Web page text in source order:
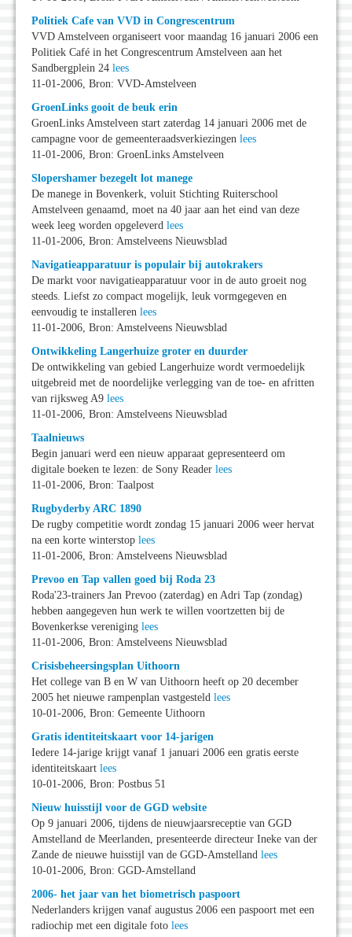
Politiek Cafe van VVD in Congrescentrum
VVD Amstelveen organiseert voor maandag 16 januari 2006 een
Politiek Café in het Congrescentrum Amstelveen aan het
Sandbergplein 24 lees
11-01-2006, Bron: VVD-Amstelveen
GroenLinks gooit de beuk erin
GroenLinks Amstelveen start zaterdag 14 januari 2006 met de
campagne voor de gemeenteraadsverkiezingen lees
11-01-2006, Bron: GroenLinks Amstelveen
Slopershamer bezegelt lot manege
De manege in Bovenkerk, voluit Stichting Ruiterschool
Amstelveen genaamd, moet na 40 jaar aan het eind van deze
week leeg worden opgeleverd lees
11-01-2006, Bron: Amstelveens Nieuwsblad
Navigatieapparatuur is populair bij autokrakers
De markt voor navigatieapparatuur voor in de auto groeit nog
steeds. Liefst zo compact mogelijk, leuk vormgegeven en
eenvoudig te installeren lees
11-01-2006, Bron: Amstelveens Nieuwsblad
Ontwikkeling Langerhuize groter en duurder
De ontwikkeling van gebied Langerhuize wordt vermoedelijk
uitgebreid met de noordelijke verlegging van de toe- en afritten
van rijksweg A9 lees
11-01-2006, Bron: Amstelveens Nieuwsblad
Taalnieuws
Begin januari werd een nieuw apparaat gepresenteerd om
digitale boeken te lezen: de Sony Reader lees
11-01-2006, Bron: Taalpost
Rugbyderby ARC 1890
De rugby competitie wordt zondag 15 januari 2006 weer hervat
na een korte winterstop lees
11-01-2006, Bron: Amstelveens Nieuwsblad
Prevoo en Tap vallen goed bij Roda 23
Roda'23-trainers Jan Prevoo (zaterdag) en Adri Tap (zondag)
hebben aangegeven hun werk te willen voortzetten bij de
Bovenkerkse vereniging lees
11-01-2006, Bron: Amstelveens Nieuwsblad
Crisisbeheersingsplan Uithoorn
Het college van B en W van Uithoorn heeft op 20 december
2005 het nieuwe rampenplan vastgesteld lees
10-01-2006, Bron: Gemeente Uithoorn
Gratis identiteitskaart voor 14-jarigen
Iedere 14-jarige krijgt vanaf 1 januari 2006 een gratis eerste
identiteitskaart lees
10-01-2006, Bron: Postbus 51
Nieuw huisstijl voor de GGD website
Op 9 januari 2006, tijdens de nieuwjaarsreceptie van GGD
Amstelland de Meerlanden, presenteerde directeur Ineke van der
Zande de nieuwe huisstijl van de GGD-Amstelland lees
10-01-2006, Bron: GGD-Amstelland
2006- het jaar van het biometrisch paspoort
Nederlanders krijgen vanaf augustus 2006 een paspoort met een
radiochip met een digitale foto lees